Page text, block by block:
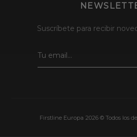
Suscríbete para recibir
Firstline Europa 2026 © Todos los